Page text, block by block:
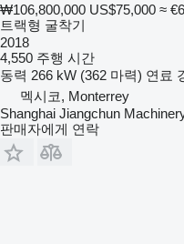
₩106,800,000 US$75,000 ≈
트랙형 굴착기
2018
4,550 주행 시간
동력 266 kW (362 마력) 연료
멕시코, Monterrey
Shanghai Jiangchun
판매자에게 연락